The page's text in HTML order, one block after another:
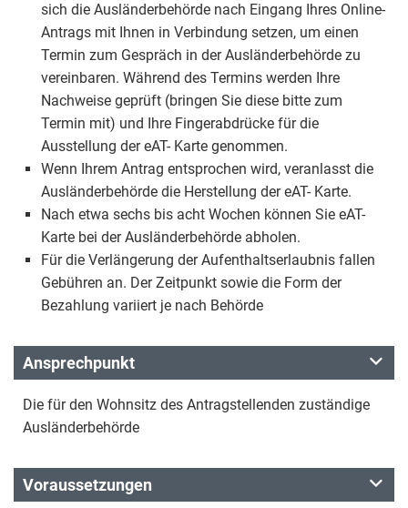
sich die Ausländerbehörde nach Eingang Ihres Online-
Antrags mit Ihnen in Verbindung setzen, um einen
Termin zum Gespräch in der Ausländerbehörde zu
vereinbaren. Während des Termins werden Ihre
Nachweise geprüft (bringen Sie diese bitte zum
Termin mit) und Ihre Fingerabdrücke für die
Ausstellung der eAT- Karte genommen.
Wenn Ihrem Antrag entsprochen wird, veranlasst die
Ausländerbehörde die Herstellung der eAT- Karte.
Nach etwa sechs bis acht Wochen können Sie eAT-
Karte bei der Ausländerbehörde abholen.
Für die Verlängerung der Aufenthaltserlaubnis fallen
Gebühren an. Der Zeitpunkt sowie die Form der
Bezahlung variiert je nach Behörde
Ansprechpunkt
Die für den Wohnsitz des Antragstellenden zuständige
Ausländerbehörde
Voraussetzungen